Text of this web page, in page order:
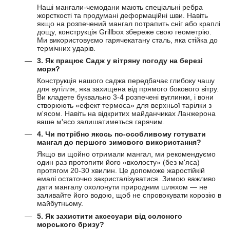
Наші мангали-чемодани мають спеціальні ребра
жорсткості та продумані деформаційні шви. Навіть
якщо на розпечений мангал потрапить сніг або краплі
дощу, конструкція Grillbox збереже свою геометрію.
Ми використовуємо гарячекатану сталь, яка стійка до
термічних ударів.
3. Як працює Садж у вітряну погоду на березі
моря?
Конструкція нашого саджа передбачає глибоку чашу
для вугілля, яка захищена від прямого бокового вітру.
Ви кладете буквально 3-4 розпечені вуглинки, і вони
створюють «ефект термоса» для верхньої тарілки з
м'ясом. Навіть на відкритих майданчиках Ланжерона
ваше м'ясо залишатиметься гарячим.
4. Чи потрібно якось по-особливому готувати
мангал до першого зимового використання?
Якщо ви щойно отримали мангал, ми рекомендуємо
один раз протопити його «вхолосту» (без м'яса)
протягом 20-30 хвилин. Це допоможе жаростійкій
емалі остаточно закристалізуватися. Зимою важливо
дати мангалу охолонути природним шляхом — не
заливайте його водою, щоб не спровокувати корозію в
майбутньому.
5. Як захистити аксесуари від солоного
морського бризу?